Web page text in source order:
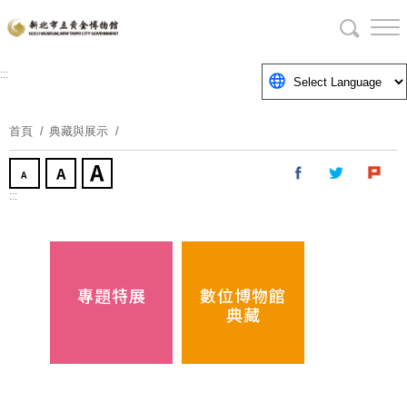
到
要
塊
:::
首頁 典藏與展示
:::
專題特展
數位博物館
典藏